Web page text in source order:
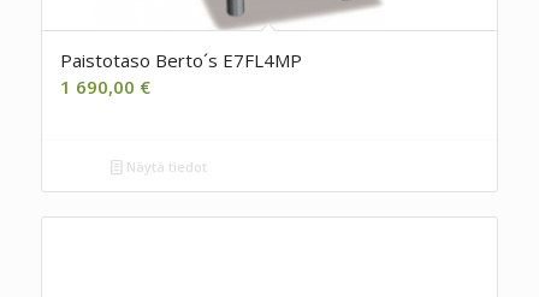
Paistotaso Berto´s E7FL4MP
1 690,00 €
Näytä tiedot